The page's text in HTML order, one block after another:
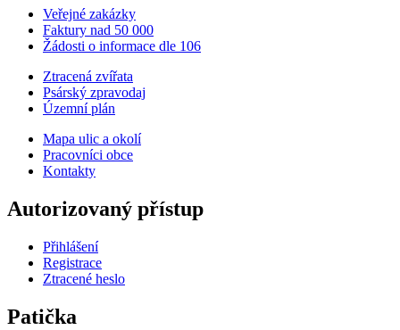
Veřejné zakázky
Faktury nad 50 000
Žádosti o informace dle 106
Ztracená zvířata
Psárský zpravodaj
Územní plán
Mapa ulic a okolí
Pracovníci obce
Kontakty
Autorizovaný přístup
Přihlášení
Registrace
Ztracené heslo
Patička